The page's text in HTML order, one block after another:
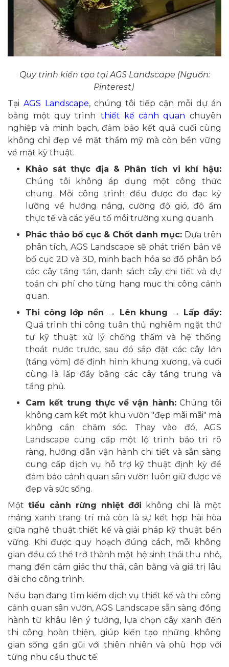
Quy trình kiến tạo tại AGS Landscape (Nguồn:
Pinterest)
Tại AGS Landscape, chúng tôi tiếp cận mỗi dự án
bằng một quy trình thiết kế cảnh quan chuyên
nghiệp và minh bạch, đảm bảo kết quả cuối cùng
không chỉ đẹp về mặt thẩm mỹ mà còn bền vững
về mặt kỹ thuật.
Khảo sát thực địa & Phân tích vi khí hậu:
Chúng tôi không áp dụng một công thức
chung. Mỗi công trình đều được đo đạc kỹ
lưỡng về hướng nắng, cường độ gió, độ ẩm
thực tế và các yếu tố môi trường xung quanh.
Phác thảo bố cục & Chốt danh mục: Dựa trên
phân tích, AGS Landscape sẽ phát triển bản vẽ
bố cục 2D và 3D, minh bạch hóa sơ đồ phân bổ
các cây tầng tán, danh sách cây chi tiết và dự
toán chi phí cho từng hạng mục thi công cảnh
quan.
Thi công lớp nền → Lên khung → Lấp đầy:
Quá trình thi công tuân thủ nghiêm ngặt thứ
tự kỹ thuật: xử lý chống thấm và hệ thống
thoát nước trước, sau đó sắp đặt các cây lớn
(tầng vòm) để định hình khung xương, và cuối
cùng là lấp đầy bằng các cây tầng trung và
tầng phủ.
Cam kết trung thực về vận hành:Chúng tôi
không cam kết một khu vườn "đẹp mãi mãi" mà
không cần chăm sóc. Thay vào đó, AGS
Landscape cung cấp một lộ trình bảo trì rõ
ràng, hướng dẫn vận hành chi tiết và sẵn sàng
cung cấp dịch vụ hỗ trợ kỹ thuật định kỳ để
đảm bảo cảnh quan sân vườn luôn giữ được vẻ
đẹp và sức sống.
Một tiểu cảnh rừng nhiệt đới không chỉ là một
mảng xanh trang trí mà còn là sự kết hợp hài hòa
giữa nghệ thuật thiết kế và giải pháp kỹ thuật bền
vững. Khi được quy hoạch đúng cách, mỗi không
gian đều có thể trở thành một hệ sinh thái thu nhỏ,
mang đến cảm giác thư thái, cân bằng và giá trị lâu
dài cho công trình.
Nếu bạn đang tìm kiếm dịch vụ thiết kế và thi công
cảnh quan sân vườn, AGS Landscape sẵn sàng đồng
hành từ khâu lên ý tưởng, lựa chọn cây xanh đến
thi công hoàn thiện, giúp kiến tạo những không
gian sống gần gũi với thiên nhiên và phù hợp với
từng nhu cầu thực tế.